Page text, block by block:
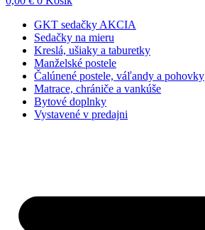
GKT sedačky AKCIA
Sedačky na mieru
Kreslá, ušiaky a taburetky
Manželské postele
Čalúnené postele, váľandy a pohovky
Matrace, chrániče a vankúše
Bytové doplnky
Vystavené v predajni